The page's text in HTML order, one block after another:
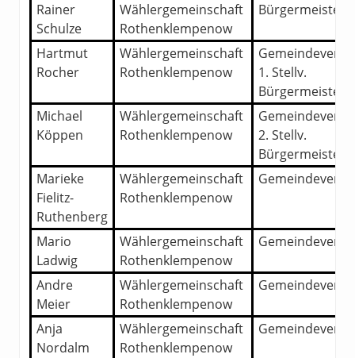
Rainer
Schulze
Wählergemeinschaft
Rothenklempenow
Bürgermeister
Hartmut
Rocher
Wählergemeinschaft
Rothenklempenow
1. Stellv.
Bürgermeister
Michael
Köppen
Wählergemeinschaft
Rothenklempenow
2. Stellv.
Bürgermeister
Marieke
Fielitz-
Ruthenberg
Wählergemeinschaft
Rothenklempenow
Mario
Ladwig
Wählergemeinschaft
Rothenklempenow
Andre
Meier
Wählergemeinschaft
Rothenklempenow
Anja
Nordalm
Wählergemeinschaft
Rothenklempenow